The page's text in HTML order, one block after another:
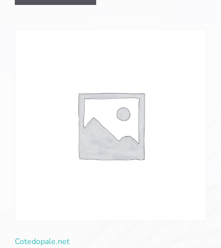
Cotedopale.net